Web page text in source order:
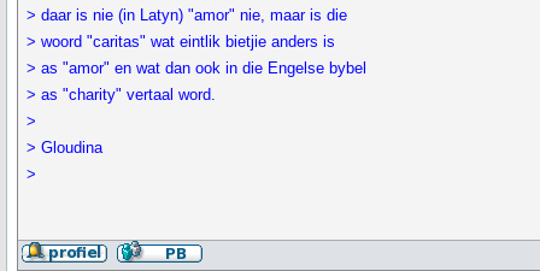
> daar is nie (in Latyn) "amor" nie, maar is die
> woord "caritas" wat eintlik bietjie anders is
> as "amor" en wat dan ook in die Engelse bybel
> as "charity" vertaal word.
>
> Gloudina
>